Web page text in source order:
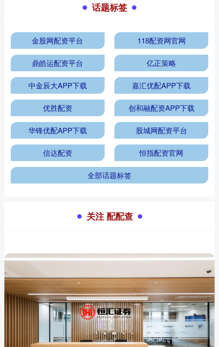
话题标签
金股网配资平台 118配资网官网
鼎皓运配资平台 亿正策略
中金辰大APP下载 嘉汇优配APP下载
优胜配资 创和融配资APP下载
华锋优配APP下载 股城网配资平台
信达配资 恒指配资官网
全部话题标签
关注 配配查